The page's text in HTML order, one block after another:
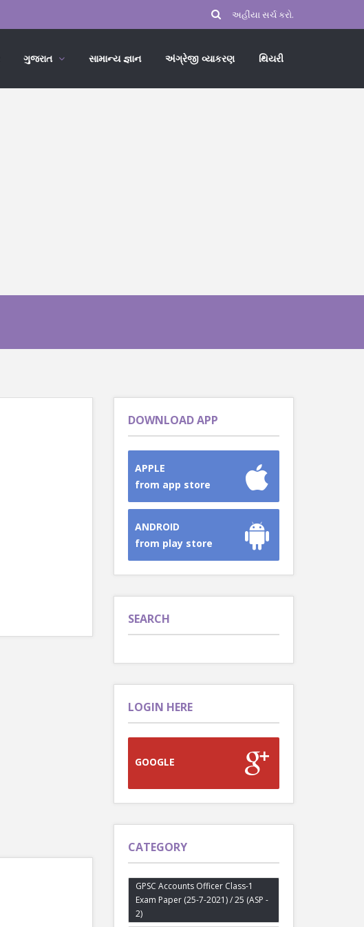
ગુજરાત સામાન્ય જ્ઞાન અંગ્રેજી વ્યાકરણ થિયરી
DOWNLOAD APP
APPLE
from app store
ANDROID
from play store
SEARCH
LOGIN HERE
GOOGLE
CATEGORY
GPSC Accounts Officer Class-1
Exam Paper (25-7-2021) / 25 (ASP -
2)